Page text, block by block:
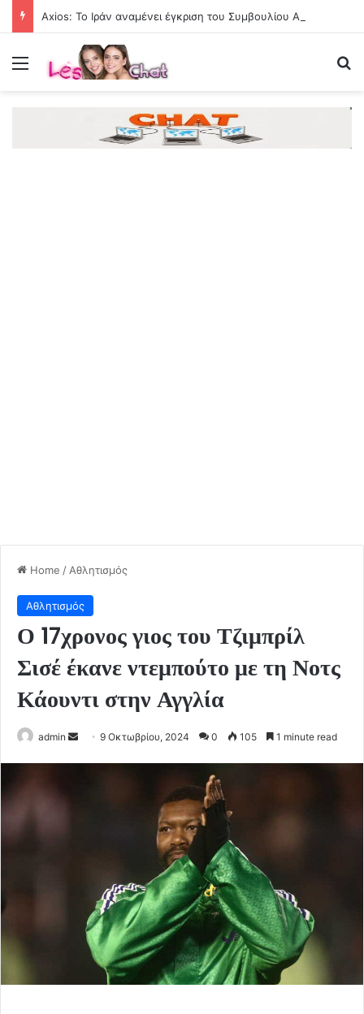
Menu
Home / Αθλητισμός
Αθλητισμός
Ο 17χρονος γιος του Τζιμπρίλ
Σισέ έκανε ντεμπούτο με τη Νοτς
Κάουντι στην Αγγλία
admin
Send9 Οκτωβρίου, 2024 0 105 1 minute read